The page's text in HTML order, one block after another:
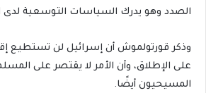
الصدد وهو يدرك السياسات التوسعية لدى
وذكر قورتولموش أن إسرائيل لن تستطيع
على الإطلاق، وأن الأمر لا يقتصر على
المسيحيون أيضًا.